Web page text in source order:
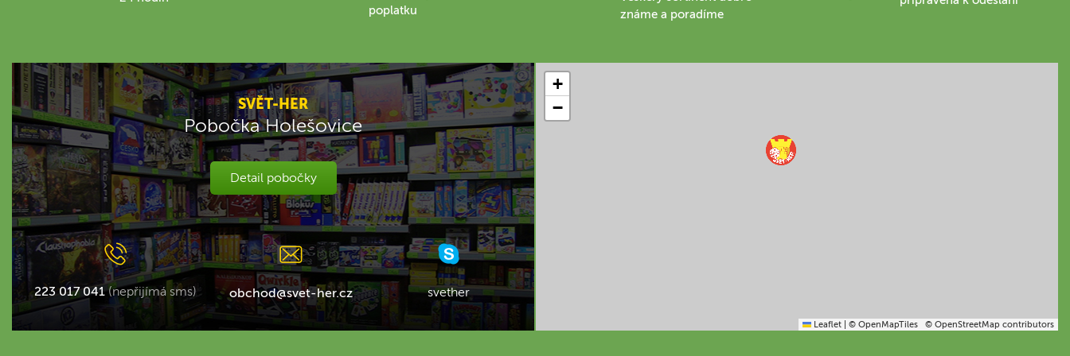
poplatku
známe a poradíme
SVĚT-HER
Pobočka Holešovice
Detail pobočky
223 017 041 (nepřijímá sms) obchod@svet-her.cz svether
+
−
Leaflet © OpenMapTiles © OpenStreetMap contributors